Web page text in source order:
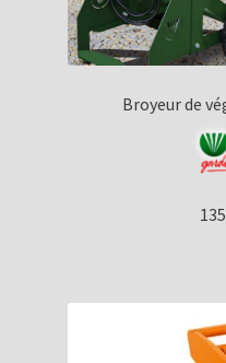
Broyeur de